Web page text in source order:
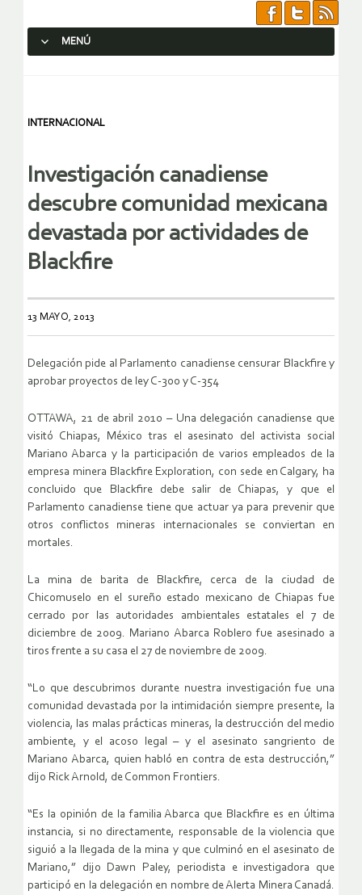
MENÚ
INTERNACIONAL
Investigación canadiense
descubre comunidad mexicana
devastada por actividades de
Blackfire
13 MAYO, 2013
Delegación pide al Parlamento canadiense censurar Blackfire y
aprobar proyectos de ley C-300 y C-354
OTTAWA, 21 de abril 2010 – Una delegación canadiense que
visitó Chiapas, México tras el asesinato del activista social
Mariano Abarca y la participación de varios empleados de la
empresa minera Blackfire Exploration, con sede en Calgary, ha
concluido que Blackfire debe salir de Chiapas, y que el
Parlamento canadiense tiene que actuar ya para prevenir que
otros conflictos mineras internacionales se conviertan en
mortales.
La mina de barita de Blackfire, cerca de la ciudad de
Chicomuselo en el sureño estado mexicano de Chiapas fue
cerrado por las autoridades ambientales estatales el 7 de
diciembre de 2009. Mariano Abarca Roblero fue asesinado a
tiros frente a su casa el 27 de noviembre de 2009.
“Lo que descubrimos durante nuestra investigación fue una
comunidad devastada por la intimidación siempre presente, la
violencia, las malas prácticas mineras, la destrucción del medio
ambiente, y el acoso legal – y el asesinato sangriento de
Mariano Abarca, quien habló en contra de esta destrucción,”
dijo Rick Arnold, de Common Frontiers.
“Es la opinión de la familia Abarca que Blackfire es en última
instancia, si no directamente, responsable de la violencia que
siguió a la llegada de la mina y que culminó en el asesinato de
Mariano,” dijo Dawn Paley, periodista e investigadora que
participó en la delegación en nombre de Alerta Minera Canadá.